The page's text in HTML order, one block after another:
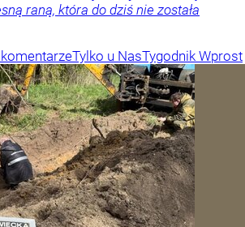
raną, która do dziś nie została
Tylko u NasTygodnik Wprost